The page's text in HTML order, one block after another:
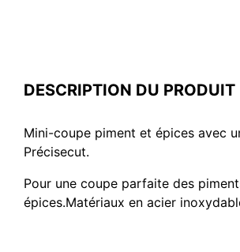
DESCRIPTION DU PRODUIT
Mini-coupe piment et épices avec
Précisecut.
Pour une coupe parfaite des
épices.Matériaux en acier